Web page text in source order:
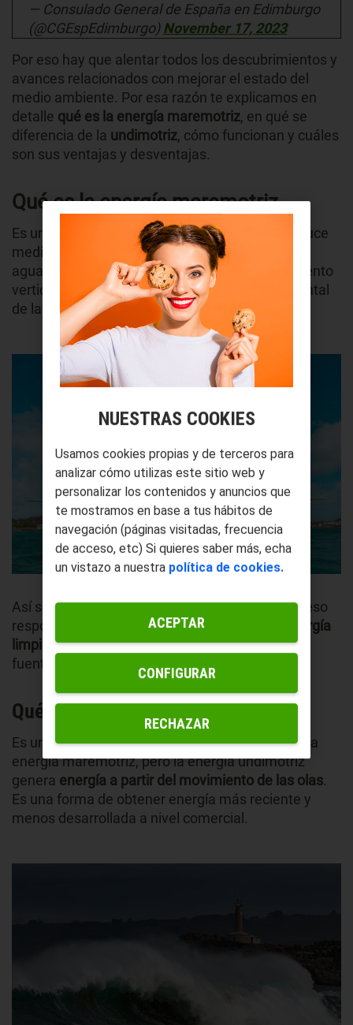
— Consulado General de España en Edimburgo
(@CGEspEdimburgo)November 17, 2023
Por eso hay que alentar todos los descubrimientos y
avances relacionados con mejorar el estado del
medio ambiente. Por esa razón te explicamos en
detalle qué es la energía maremotriz, en qué se
diferencia de la undimotriz, cómo funcionan y cuáles
son sus ventajas y desventajas.
Qué es la energía maremotriz
Es una forma de energía renovable que se produce
mediante la
energía cinética de las mareas
aguas de
mares y océanos) con su desplazamiento
vertical. También usa el desplazamiento horizontal
de las corrientes marinas.
Así se obtiene una energía producto de un proceso
responsable con el medioambiente. Es una
energía
limpia y sostenibleque puede rivalizar con las
fuentes de energías fósiles.
Qué es la energía undimotriz
Es un error común pensar que es lo mismo que la
energía maremotriz, pero la energía undimotriz
genera energía a partir del movimiento de las olas.
Es una forma de obtener energía más reciente y
menos desarrollada a nivel comercial.
NUESTRAS COOKIES
Usamos cookies propias y de terceros para
analizar cómo utilizas este sitio web y
personalizar los contenidos y anuncios que
te mostramos en base a tus hábitos de
navegación (páginas visitadas, frecuencia
de acceso, etc) Si quieres saber más, echa
un vistazo a nuestra política de cookies.
CONFIGURAR
RECHAZAR
ACEPTAR